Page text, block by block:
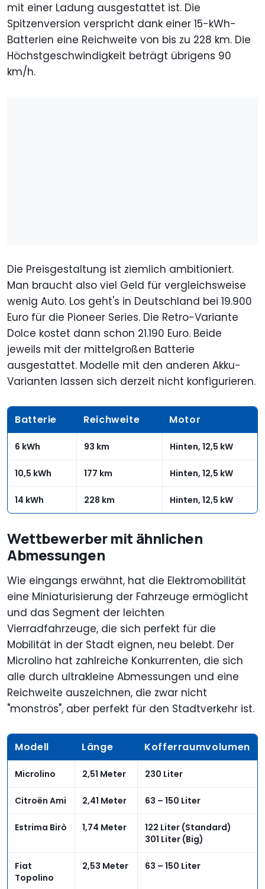
mit einer Ladung ausgestattet ist. Die
Spitzenversion verspricht dank einer 15-kWh-
Batterien eine Reichweite von bis zu 228 km. Die
Höchstgeschwindigkeit beträgt übrigens 90
km/h.
Die Preisgestaltung ist ziemlich ambitioniert.
Man braucht also viel Geld für vergleichsweise
wenig Auto. Los geht's in Deutschland bei 19.900
Euro für die Pioneer Series. Die Retro-Variante
Dolce kostet dann schon 21.190 Euro. Beide
jeweils mit der mittelgroßen Batterie
ausgestattet. Modelle mit den anderen Akku-
Varianten lassen sich derzeit nicht konfigurieren.
Batterie Reichweite Motor
6 kWh 93 km Hinten, 12,5 kW
10,5 kWh 177 km Hinten, 12,5 kW
14 kWh 228 km Hinten, 12,5 kW
Wettbewerber mit ähnlichen
Abmessungen
Wie eingangs erwähnt, hat die Elektromobilität
eine Miniaturisierung der Fahrzeuge ermöglicht
und das Segment der leichten
Vierradfahrzeuge, die sich perfekt für die
Mobilität in der Stadt eignen, neu belebt. Der
Microlino hat zahlreiche Konkurrenten, die sich
alle durch ultrakleine Abmessungen und eine
Reichweite auszeichnen, die zwar nicht
"monströs", aber perfekt für den Stadtverkehr ist.
Modell Länge Kofferraumvolumen
Microlino 2,51 Meter 230 Liter
Citroën Ami 2,41 Meter 63 – 150 Liter
Estrima Birò 1,74 Meter
122 Liter (Standard)
301 Liter (Big)
Fiat
Topolino
2,53 Meter 63 – 150 Liter